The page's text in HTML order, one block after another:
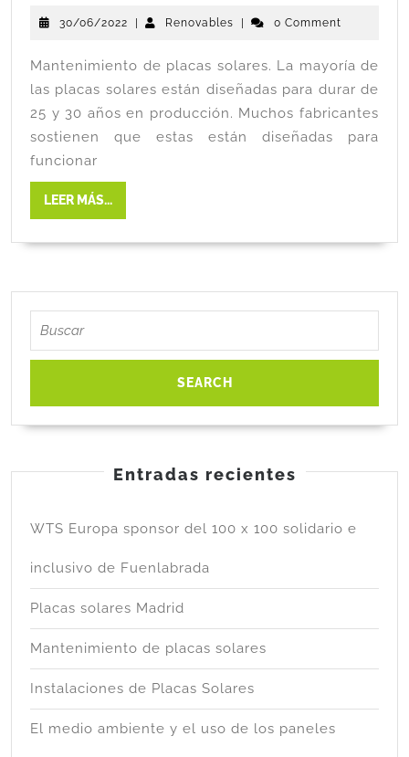
30/06/2022 Renovables 0 Comment
Mantenimiento de placas solares. La mayoría de
las placas solares están diseñadas para durar de
25 y 30 años en producción. Muchos fabricantes
sostienen que estas están diseñadas para
funcionar
LEER MÁS...
Entradas recientes
WTS Europa sponsor del 100 x 100 solidario e
inclusivo de Fuenlabrada
Placas solares Madrid
Mantenimiento de placas solares
Instalaciones de Placas Solares
El medio ambiente y el uso de los paneles